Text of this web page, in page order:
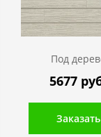
Под
5677
Заказать